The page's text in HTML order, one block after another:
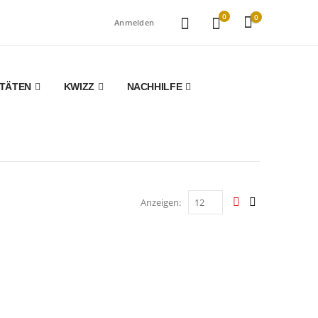
Anmelden
0 0
KWIZZ NACHHILFE
Anzeigen: